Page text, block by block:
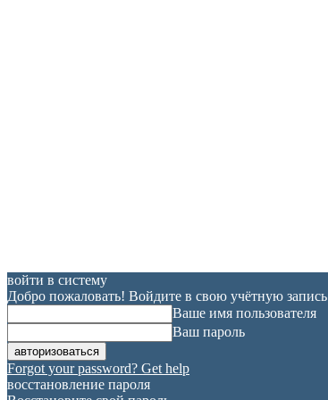
войти в систему
Добро пожаловать! Войдите в свою учётную запись
Ваше имя пользователя
Ваш пароль
Forgot your password? Get help
восстановление пароля